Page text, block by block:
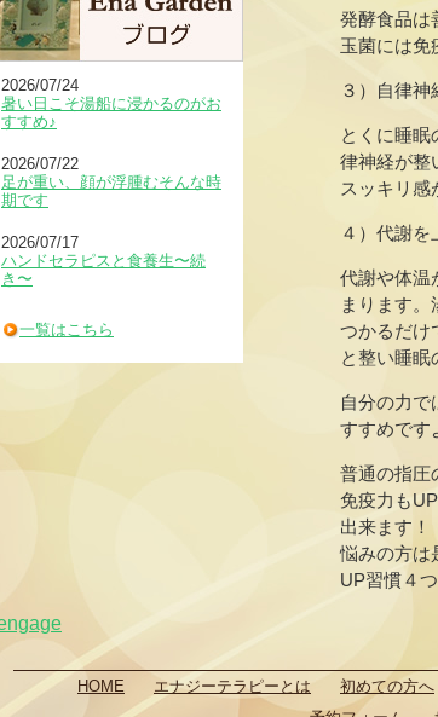
発酵食品は
玉菌には免
３）自律神
とくに睡
律神経が整
スッキリ感
４）代謝を
代謝や体温
まります
つかるだけ
と整い睡眠
自分の力で
すすめです
普通の指圧
免疫力も
出来ます！
悩みの方は
UP習慣４
2026/07/24
暑い日こそ湯船に浸かるのがお
すすめ♪
2026/07/22
足が重い、顔が浮腫むそんな時
期です
2026/07/17
ハンドセラピスと食養生〜続
き〜
一覧はこちら
HOME エナジーテラピーとは 初めての方へ